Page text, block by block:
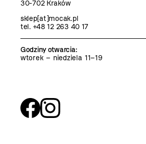
30-702 Kraków
sklep[at]mocak.pl
tel. +48 12 263 40 17
Godziny otwarcia:
wtorek – niedziela 11–19